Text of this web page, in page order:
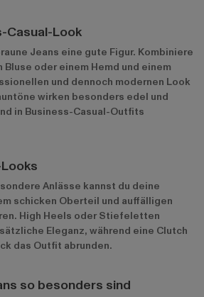
Casual-Look
Jeans eine gute Figur. Kombiniere
oder einem Hemd und einem
und dennoch modernen Look
wirken besonders edel und
in Business-Casual-Outfits
Anlässe kannst du deine
schicken Oberteil und auffälligen
High Heels oder Stiefeletten
Eleganz, während eine Clutch
das Outfit abrunden.
so besonders sind